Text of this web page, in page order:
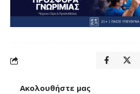
Ακολουθήστε μας